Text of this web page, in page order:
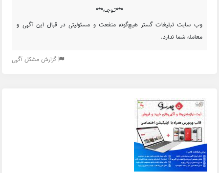
***تـوجـه***
وب سایت تبلیغات گستر هیچ‌گونه منفعت و مسئولیتی در قبال این آگهی و
معامله شما ندارد.
گزارش مشکل آگهی